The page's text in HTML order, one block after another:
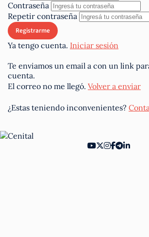
Contraseña
Repetir contraseña
Ya tengo cuenta. Iniciar sesión
Te enviamos un email a con un link
cuenta.
El correo no me llegó. Volver a enviar
¿Estas teniendo inconvenientes?